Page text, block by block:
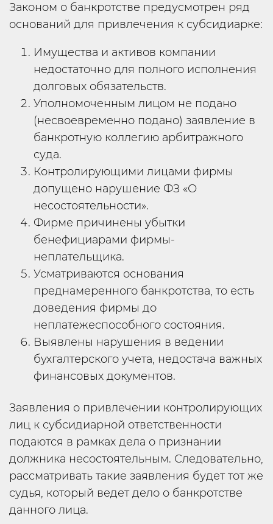
Законом о банкротстве предусмотрен ряд
оснований для привлечения к субсидиарке:
Имущества и активов компании
недостаточно для полного исполнения
долговых обязательств.
Уполномоченным лицом не подано
(несвоевременно подано) заявление в
банкротную коллегию арбитражного
суда.
Контролирующими лицами фирмы
допущено нарушение ФЗ «О
несостоятельности».
Фирме причинены убытки
бенефициарами фирмы-
неплательщика.
Усматриваются основания
преднамеренного банкротства, то есть
доведения фирмы до
неплатежеспособного состояния.
Выявлены нарушения в ведении
бухгалтерского учета, недостача важных
финансовых документов.
Заявления о привлечении контролирующих
лиц к субсидиарной ответственности
подаются в рамках дела о признании
должника несостоятельным. Следовательно,
рассматривать такие заявления будет тот же
судья, который ведет дело о банкротстве
данного лица.